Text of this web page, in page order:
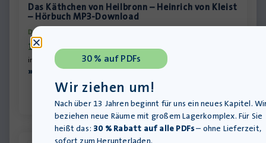
Das Käthchen von Heilbronn – Heinrich von Kleist
– Hörbuch MP3-Download
Download-Produkt
15,00
inkl. MwSt., zzgl.Versandkosten
»In den Warenkorb
30 % auf PDFs
Wir ziehen um!
Nach über 13 Jahren beginnt für uns ein neues Kapitel.
beziehen neue Räume mit großem Lagerkomplex. Für Sie
heißt das: 30 % Rabatt auf alle PDFs– ohne Lieferzeit,
sofort zum Herunterladen.